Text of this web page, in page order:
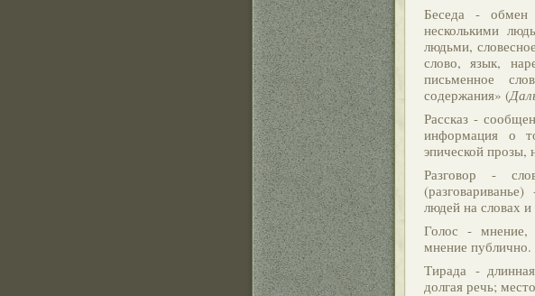
Беседа - обмен
несколькими
людьми,
слово, язык,
письменное
содержания» (
Рассказ -
информация о
эпической прозы,
Разговор -
людей на словах
Голос - мнение,
мнение публично.
Тирада -
долгая речь;